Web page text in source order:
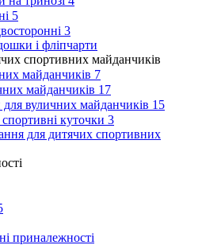
5
3
і фліпчарти
спортивних майданчиків
майданчиків 7
майданчиків 17
вуличних майданчиків 15
куточки 3
для дитячих спортивних
приналежності